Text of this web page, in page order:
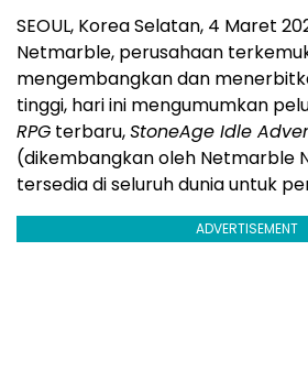
SEOUL, Korea Selatan, 4 Maret
Netmarble, perusahaan
mengembangkan dan
tinggi, hari ini mengumumkan
RPG terbaru,StoneAge Idle
(dikembangkan oleh Netmarble
tersedia di seluruh dunia untuk
ADVERTISEMENT